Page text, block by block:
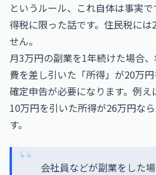
というルール、これ自体は事実
得税に限った話です。住民税に
せん。
月3万円の副業を1年続けた場合
費を差し引いた「所得」が20万
確定申告が必要になります。例
10万円を引いた所得が26万円な
す。
会社員などが副業をした